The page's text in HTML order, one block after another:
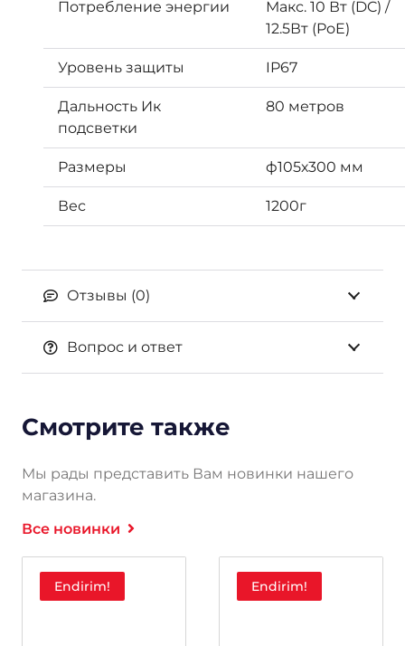
Потребление энергии
Макс. 10 Вт (DC) /
12.5Вт (PoE)
Уровень защиты IP67
Дальность Ик
подсветки
80 метров
Размеры ф105х300 мм
Вес 1200г
Отзывы (0)
Вопрос и ответ
Смотрите также
Мы рады представить Вам новинки нашего
магазина.
Все новинки
Endirim! Endirim!